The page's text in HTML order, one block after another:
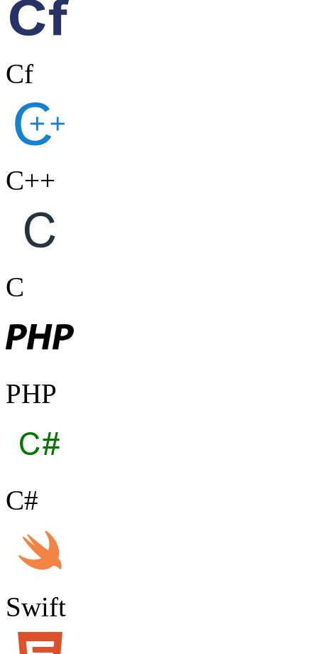
Cf
C++
C
PHP
C#
Swift